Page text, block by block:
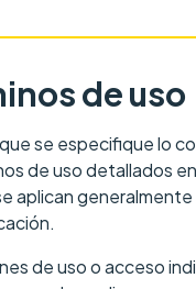
de uso
se especifique lo
de uso detallados
aplican generalmente
de uso o acceso